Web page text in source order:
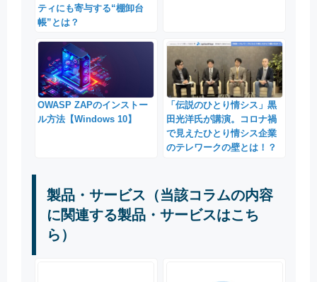
ティにも寄与する“棚卸台
帳”とは？
OWASP ZAPのインストー
ル方法【Windows 10】
「伝説のひとり情シス」黒
田光洋氏が講演。コロナ禍
で見えたひとり情シス企業
のテレワークの壁とは！？
製品・サービス（当該コラムの内容
に関連する製品・サービスはこち
ら）